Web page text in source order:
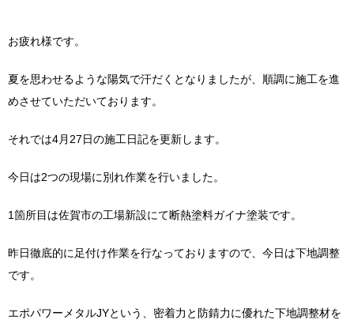
お疲れ様です。
夏を思わせるような陽気で汗だくとなりましたが、順調に施工を進
めさせていただいております。
それでは4月27日の施工日記を更新します。
今日は2つの現場に別れ作業を行いました。
1箇所目は佐賀市の工場新設にて断熱塗料ガイナ塗装です。
昨日徹底的に足付け作業を行なっておりますので、今日は下地調整
です。
エポパワーメタルJYという、密着力と防錆力に優れた下地調整材を